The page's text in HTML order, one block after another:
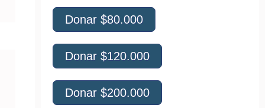
Donar $80.000
Donar $120.000
Donar $200.000